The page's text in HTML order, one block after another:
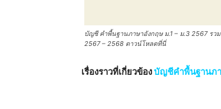
บัญชี คําพื้นฐานภาษาอังกฤษ ม.1 – ม.3 2567 ร
2567 – 2568 ดาวน์โหลดที่นี่
เรื่องราวที่เกี่ยวข้องบัญชีคําพื้นฐานภา